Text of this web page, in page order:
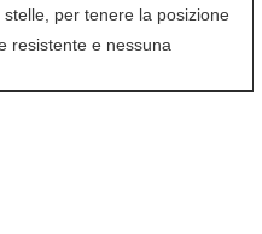
per tenere la posizione
resistente e nessuna